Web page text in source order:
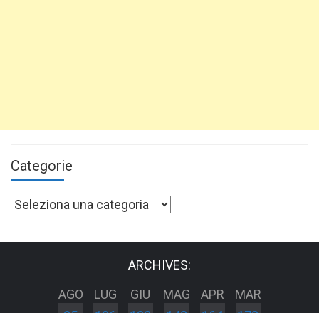
Categorie
Categorie
ARCHIVES:
AGO
LUG
GIU
MAG
APR
MAR